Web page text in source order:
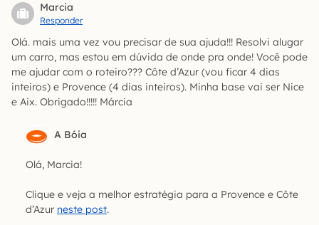
Marcia
Responder
Olá. mais uma vez vou precisar de sua ajuda!!! Resolvi alugar
um carro, mas estou em dúvida de onde pra onde! Você pode
me ajudar com o roteiro??? Côte d’Azur (vou ficar 4 dias
inteiros) e Provence (4 dias inteiros). Minha base vai ser Nice
e Aix. Obrigado!!!!! Márcia
A Bóia
Olá, Marcia!
Clique e veja a melhor estratégia para a Provence e Côte
d’Azur neste post.